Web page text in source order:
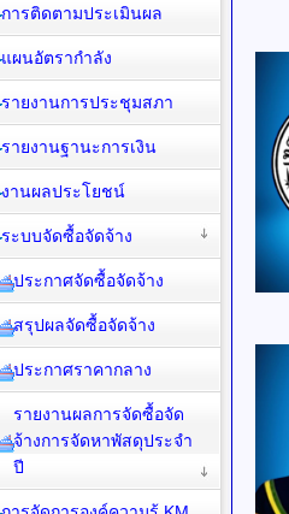
การติดตามประเมินผล
แผนอัตรากำลัง
รายงานการประชุมสภา
รายงานฐานะการเงิน
งานผลประโยชน์
ระบบจัดซื้อจัดจ้าง
ประกาศจัดซื้อจัดจ้าง
สรุปผลจัดซื้อจัดจ้าง
ประกาศราคากลาง
รายงานผลการจัดซื้อจัด
จ้างการจัดหาพัสดุประจำ
ปี